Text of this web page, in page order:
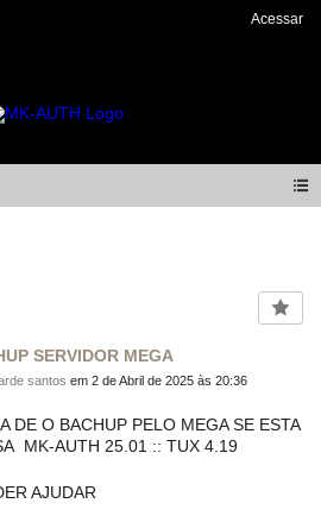
Acessar
SERVIDOR MEGA
santos em 2 de Abril de 2025 às 20:36
DE O BACHUP PELO MEGA SE ESTA
MK-AUTH 25.01 :: TUX 4.19
AJUDAR